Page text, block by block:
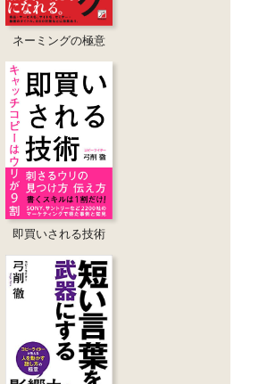
ネーミングの極意
即買いされる技術